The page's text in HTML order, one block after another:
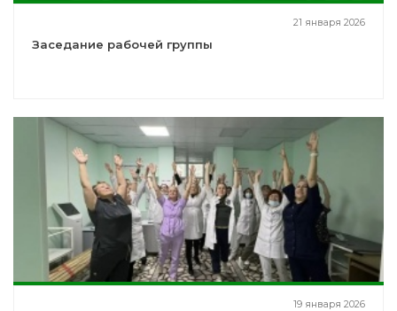
21 января 2026
Заседание рабочей группы
19 января 2026